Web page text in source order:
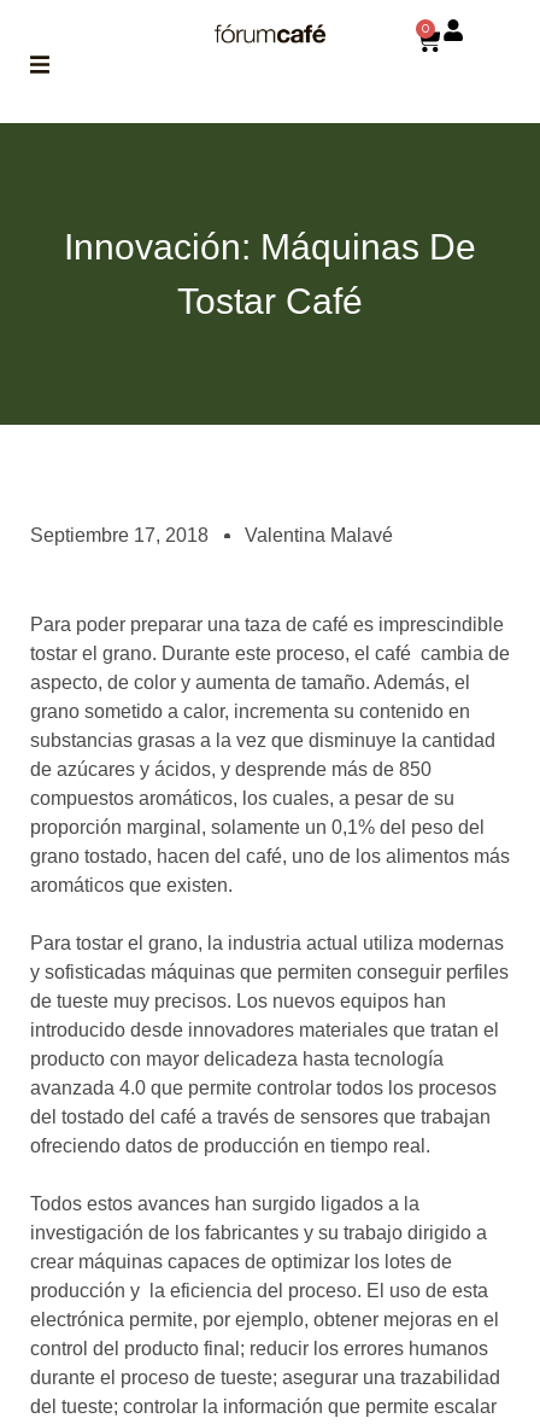
BLOG
asociados
el café siempre tiene
algo nuevo que
enseñarnos
BOLSA DE TRABAJO
¡te imaginas vivir de tu pasión
por el café?
CONTACTO
¡queremos saber
0
Innovación: Máquinas De
Tostar Café
Septiembre 17, 2018 Valentina Malavé
Para poder preparar una taza de café es imprescindible
tostar el grano. Durante este proceso, el café cambia de
aspecto, de color y aumenta de tamaño. Además, el
grano sometido a calor, incrementa su contenido en
substancias grasas a la vez que disminuye la cantidad
de azúcares y ácidos, y desprende más de 850
compuestos aromáticos, los cuales, a pesar de su
proporción marginal, solamente un 0,1% del peso del
grano tostado, hacen del café, uno de los alimentos más
aromáticos que existen.
Para tostar el grano, la industria actual utiliza modernas
y sofisticadas máquinas que permiten conseguir perfiles
de tueste muy precisos. Los nuevos equipos han
introducido desde innovadores materiales que tratan el
producto con mayor delicadeza hasta tecnología
avanzada 4.0 que permite controlar todos los procesos
del tostado del café a través de sensores que trabajan
ofreciendo datos de producción en tiempo real.
Todos estos avances han surgido ligados a la
investigación de los fabricantes y su trabajo dirigido a
crear máquinas capaces de optimizar los lotes de
producción y la eficiencia del proceso. El uso de esta
electrónica permite, por ejemplo, obtener mejoras en el
control del producto final; reducir los errores humanos
durante el proceso de tueste; asegurar una trazabilidad
del tueste; controlar la información que permite escalar